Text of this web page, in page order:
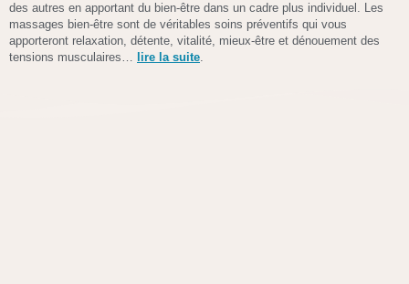
des autres en apportant du bien-être dans un cadre plus individuel. Les
massages bien-être sont de véritables soins préventifs qui vous
apporteront relaxation, détente, vitalité, mieux-être et dénouement des
tensions musculaires…
lire la suite.